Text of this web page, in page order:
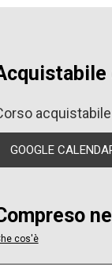
GOOGLE
cos'è